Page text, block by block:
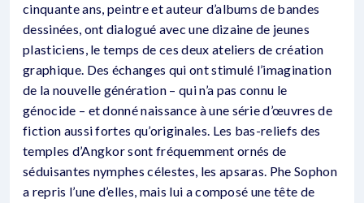
cinquante ans, peintre et auteur d’albums de bandes
dessinées, ont dialogué avec une dizaine de jeunes
plasticiens, le temps de ces deux ateliers de création
graphique. Des échanges qui ont stimulé l’imagination
de la nouvelle génération – qui n’a pas connu le
génocide – et donné naissance à une série d’œuvres de
fiction aussi fortes qu’originales. Les bas-reliefs des
temples d’Angkor sont fréquemment ornés de
séduisantes nymphes célestes, les apsaras. Phe Sophon
a repris l’une d’elles, mais lui a composé une tête de